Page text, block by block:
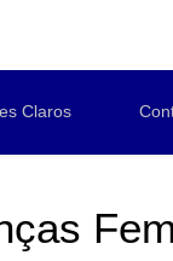
Claros